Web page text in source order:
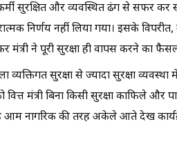
सुरक्षित और व्यवस्थित ढंग से सफर कर
निर्णय नहीं लिया गया। इसके
ने पूरी सुरक्षा ही वापस करने का
सुरक्षा से ज्यादा सुरक्षा व्यवस्था
मंत्री बिना किसी सुरक्षा काफिले और
आम नागरिक की तरह अकेले आते देख